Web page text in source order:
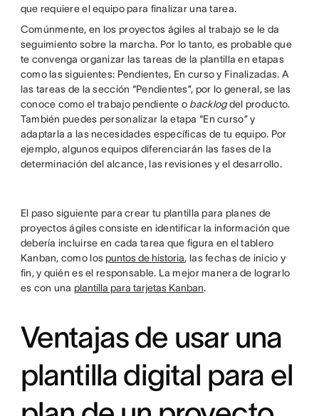
que requiere el equipo para finalizar una tarea.
Comúnmente, en los proyectos ágiles al trabajo se le da
seguimiento sobre la marcha. Por lo tanto, es probable que
te convenga organizar las tareas de la plantilla en etapas
como las siguientes: Pendientes, En curso y Finalizadas. A
las tareas de la sección “Pendientes”, por lo general, se las
conoce como el trabajo pendiente o backlogdel producto.
También puedes personalizar la etapa “En curso” y
adaptarla a las necesidades específicas de tu equipo. Por
ejemplo, algunos equipos diferenciarán las fases de la
determinación del alcance, las revisiones y el desarrollo.
El paso siguiente para crear tu plantilla para planes de
proyectos ágiles consiste en identificar la información que
debería incluirse en cada tarea que figura en el tablero
Kanban, como los puntos de historia, las fechas de inicio y
fin, y quién es el responsable. La mejor manera de lograrlo
es con una plantilla para tarjetas Kanban.
Ventajas de usar una
plantilla digital para el